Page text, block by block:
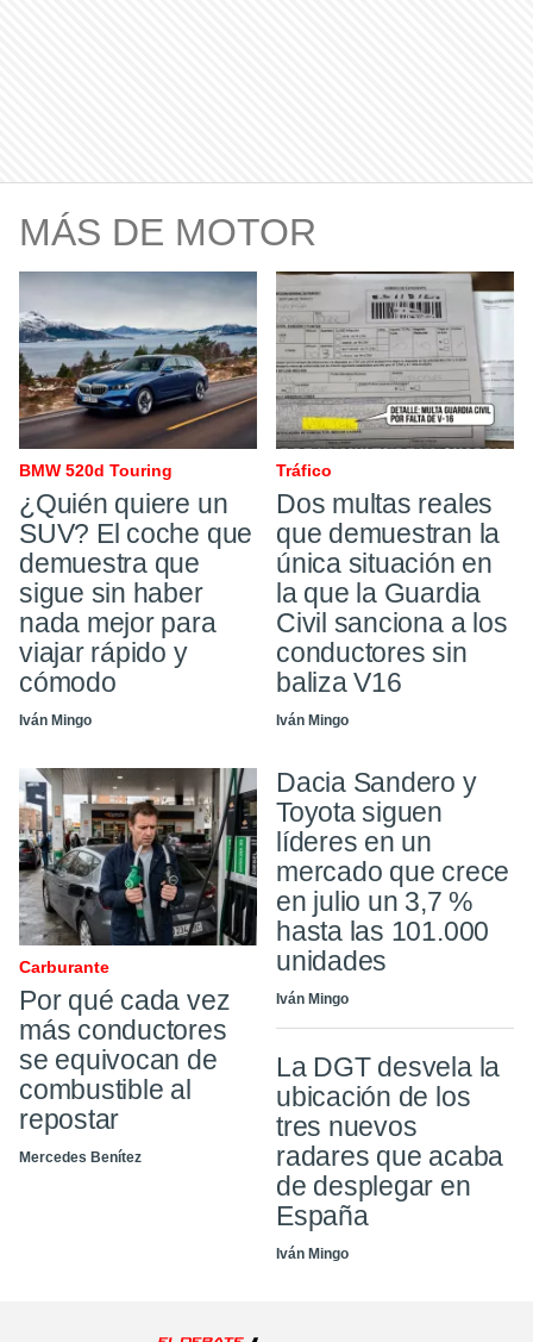
MÁS DE MOTOR
BMW 520d Touring
¿Quién quiere un
SUV? El coche que
demuestra que
sigue sin haber
nada mejor para
viajar rápido y
cómodo
Iván Mingo
Tráfico ​
Dos multas reales
que demuestran la
única situación en
la que la Guardia
Civil sanciona a los
conductores sin
baliza V16
Iván Mingo
Carburante
Por qué cada vez
más conductores
se equivocan de
combustible al
repostar
Mercedes Benítez
Dacia Sandero y
Toyota siguen
líderes en un
mercado que crece
en julio un 3,7 %
hasta las 101.000
unidades
Iván Mingo
La DGT desvela la
ubicación de los
tres nuevos
radares que acaba
de desplegar en
España
Iván Mingo